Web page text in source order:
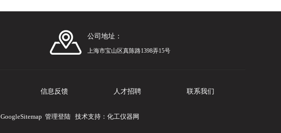
公司地址：
上海市宝山区真陈路1398弄15号
信息反馈 人才招聘 联系我们
GoogleSitemap 管理登陆技术支持： 化工仪器网